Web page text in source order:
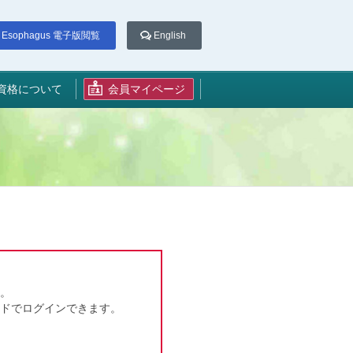
Esophagus 電子版閲覧 English
格について 会員マイページ
でログインできます。